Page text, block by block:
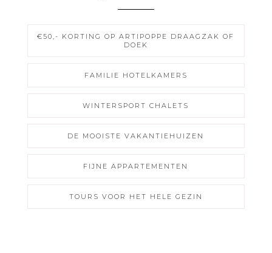
€50,- KORTING OP ARTIPOPPE DRAAGZAK OF
DOEK
FAMILIE HOTELKAMERS
WINTERSPORT CHALETS
DE MOOISTE VAKANTIEHUIZEN
FIJNE APPARTEMENTEN
TOURS VOOR HET HELE GEZIN